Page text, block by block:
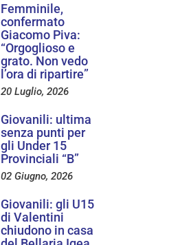
Femminile,
confermato
Giacomo Piva:
“Orgoglioso e
grato. Non vedo
l’ora di ripartire”
20 Luglio, 2026
Giovanili: ultima
senza punti per
gli Under 15
Provinciali “B”
02 Giugno, 2026
Giovanili: gli U15
di Valentini
chiudono in casa